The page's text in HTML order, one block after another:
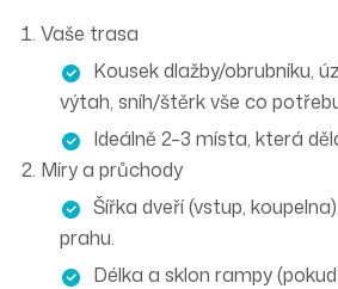
Vaše trasa
Kousekdlažby/obrubníku,
výtah, sníh/štěrk vše co
Ideálně 2–3 místa, která
Míry a průchody
Šířka dveří(vstup,
prahu.
Délka a sklon rampy